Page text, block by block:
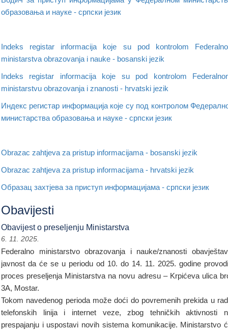
образовања и науке - српски језик
Indeks registar informacija koje su pod kontrolom
ministarstva obrazovanja i nauke - bosanski jezik
Indeks registar informacija koje su pod kontrolom
ministarstvu obrazovanja i znanosti - hrvatski jezik
Индекс регистар информација које су под контролом
министарства образовања и науке - српски језик
Obrazac zahtjeva za pristup informacijama - bosanski jezik
Obrazac zahtjeva za pristup informacijama - hrvatski jezik
Образац захтјева за приступ информацијама - српски језик
Obavijesti
Obavijest o preseljenju Ministarstva
6. 11. 2025.
Federalno ministarstvo obrazovanja i nauke/znanosti
javnost da će se u periodu od 10. do 14. 11. 2025. godine
proces preseljenja Ministarstva na novu adresu – Krpićeva ulica
3A, Mostar.
Tokom navedenog perioda može doći do povremenih prekida u
telefonskih linija i internet veze, zbog tehničkih aktivnosti
prespajanju i uspostavi novih sistema komunikacije. Ministarstvo